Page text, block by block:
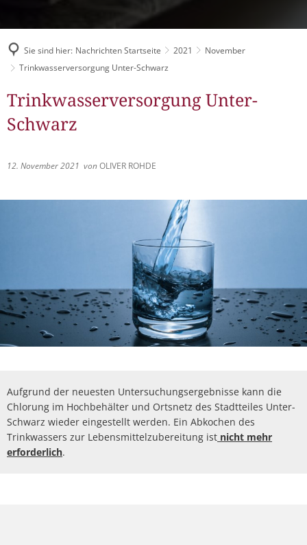
Konzertsaal LMAH
Schlitzer Geschichten
Sie sind hier: Nachrichten Startseite 2021
November
Trinkwasserversorgung Unter-Schwarz
Trinkwasserversorgung Unter-
Schwarz
12. November 2021 vonOLIVER ROHDE
Aufgrund der neuesten Untersuchungsergebnisse kann die
Chlorung im Hochbehälter und Ortsnetz des Stadtteiles Unter-
Schwarz wieder eingestellt werden. Ein Abkochen des
Trinkwassers zur Lebensmittelzubereitung ist nicht mehr
erforderlich.